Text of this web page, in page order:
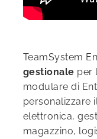
TeamSystem
gestionale per
modulare di
personalizzare
elettronica,
magazzino,